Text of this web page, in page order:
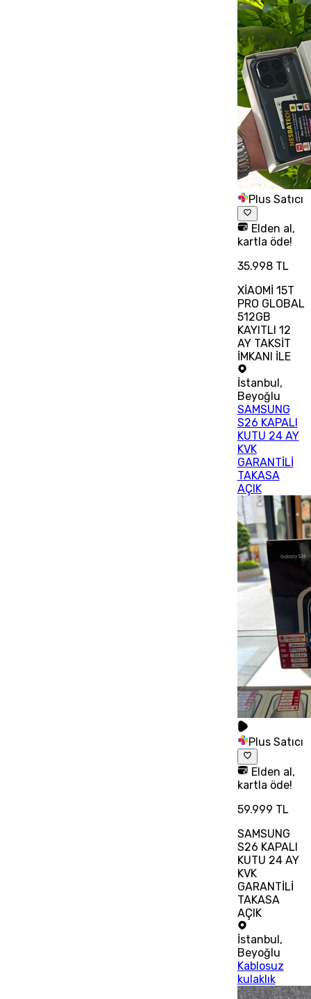
Plus Satıcı
Elden al,
kartla öde!
35.998 TL
XİAOMİ 15T
PRO GLOBAL
512GB
KAYITLI 12
AY TAKSİT
İMKANI İLE
İstanbul ,
Beyoğlu
SAMSUNG
S26 KAPALI
KUTU 24 AY
KVK
GARANTİLİ
TAKASA
AÇIK
Plus Satıcı
Elden al,
kartla öde!
59.999 TL
SAMSUNG
S26 KAPALI
KUTU 24 AY
KVK
GARANTİLİ
TAKASA
AÇIK
İstanbul,
Beyoğlu
Kablosuz
kulaklık